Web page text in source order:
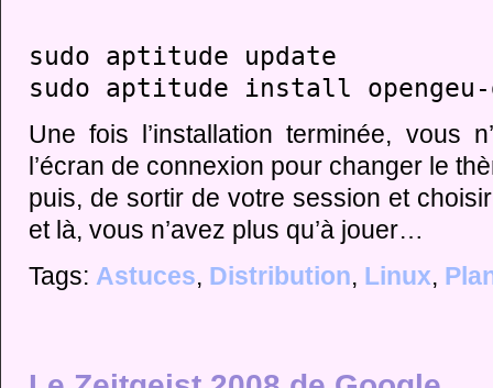
sudo aptitude update
sudo aptitude install opengeu-
Une fois l’installation terminée, vous
l’écran de connexion pour changer le
puis, de sortir de votre session et
et là, vous n’avez plus qu’à jouer…
Tags: Astuces, Distribution, Linux,